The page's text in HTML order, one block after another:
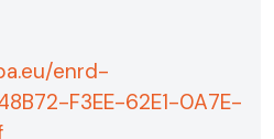
enrd-
F3EE-62E1-0A7E-